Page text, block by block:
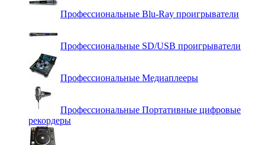
Профессиональные Blu-Ray проигрыватели
Профессиональные SD/USB проигрыватели
Профессиональные Медиаплееры
Профессиональные Портативные цифровые
рекордеры